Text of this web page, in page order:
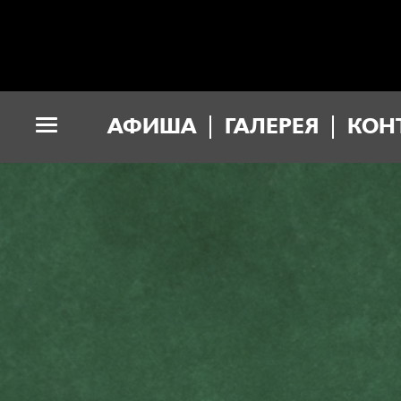
АФИША ГАЛЕРЕЯ